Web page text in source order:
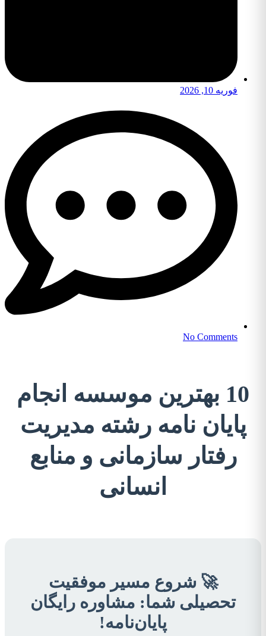
فوریه 10, 2026
No Comments
10 بهترین موسسه انجام
پایان نامه رشته مدیریت
رفتار سازمانی و منابع
انسانی
🚀 شروع مسیر موفقیت
تحصیلی شما: مشاوره رایگان
پایان‌نامه!